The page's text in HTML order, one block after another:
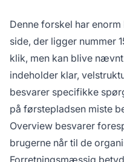
Denne forskel har
side, der ligger nummer
klik, men kan blive
indeholder klar,
besvarer specifikke
på førstepladsen miste
Overview besvarer
brugerne når til de